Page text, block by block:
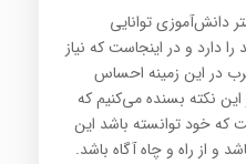
دانش‌آموزی توانایی
دارد و در اینجاست که نیاز
در این زمینه احساس
نکته بسنده می‌کنیم که
که خود توانسته باشد این
و از راه و چاه آگاه باشد.